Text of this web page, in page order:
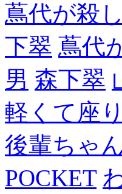
蔦代が殺
下翠 蔦代
男 森下翠
軽くて座
後輩ちゃ
POCKET